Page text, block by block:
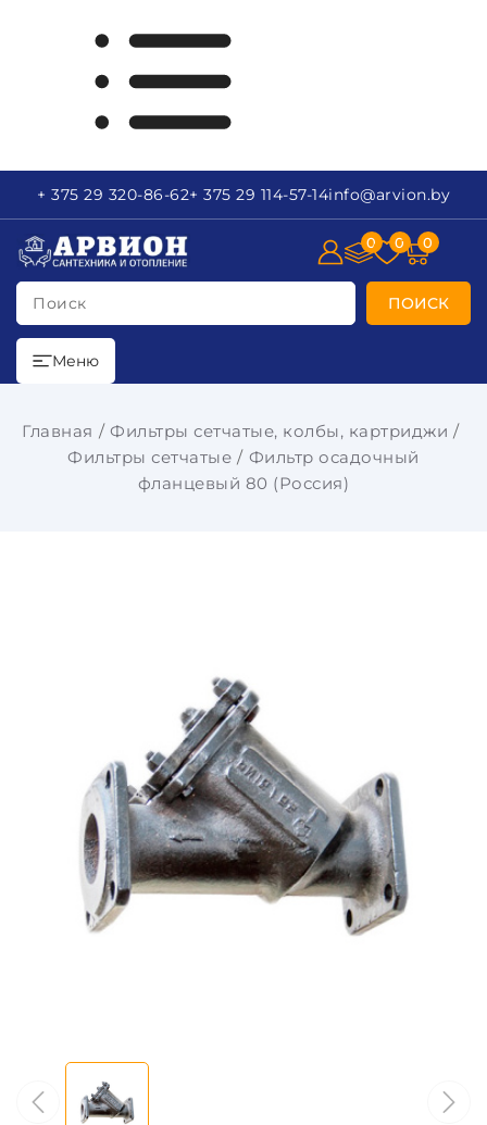
+ 375 29 320-86-62+ 375 29 114-57-14info@arvion.by
Поиск ПОИСК
0 0 0
Меню
Главная
Фильтры сетчатые, колбы, картриджи
Фильтры сетчатые
Фильтр осадочный
фланцевый 80 (Россия)